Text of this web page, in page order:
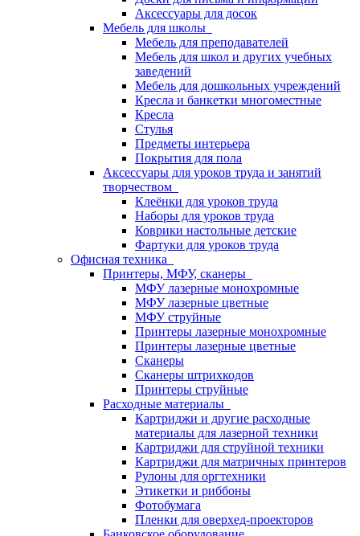
Аксессуары для досок
Мебель для школы
Мебель для преподавателей
Мебель для школ и других учебных
заведений
Мебель для дошкольных учреждений
Кресла и банкетки многоместные
Кресла
Стулья
Предметы интерьера
Покрытия для пола
Аксессуары для уроков труда и занятий
творчеством
Клеёнки для уроков труда
Наборы для уроков труда
Коврики настольные детские
Фартуки для уроков труда
Офисная техника
Принтеры, МФУ, сканеры
МФУ лазерные монохромные
МФУ лазерные цветные
МФУ струйные
Принтеры лазерные монохромные
Принтеры лазерные цветные
Сканеры
Сканеры штрихкодов
Принтеры струйные
Расходные материалы
Картриджи и другие расходные
материалы для лазерной техники
Картриджи для струйной техники
Картриджи для матричных принтеров
Рулоны для оргтехники
Этикетки и риббоны
Фотобумага
Пленки для оверхед-проекторов